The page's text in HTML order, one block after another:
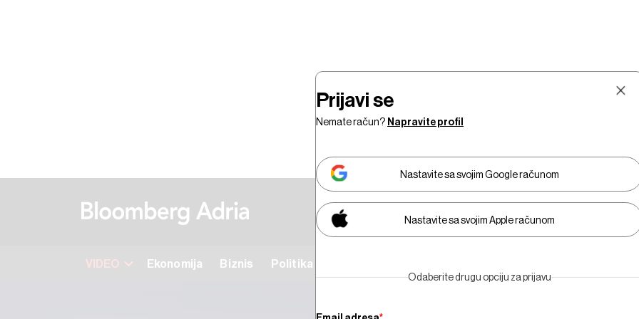
VIDEO Ekonomija Biznis Politika
Prijavi se
Nemate račun? Napravite profil
Nastavite sa svojim Google računom
Nastavite sa svojim Apple računom
Odaberite drugu opciju za prijavu